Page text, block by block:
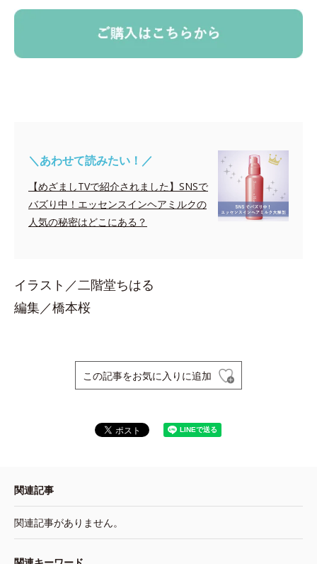
＼あわせて読みたい！／
【めざましTVで紹介されました】SNSで
バズり中！エッセンスインヘアミルクの
人気の秘密はどこにある？
イラスト／二階堂ちはる
編集／橋本桜
この記事をお気に入りに追加
関連記事
関連記事がありません。